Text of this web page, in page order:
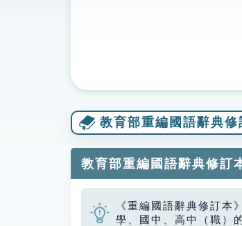
教育部重編國語辭典修
教育部重編國語辭典修訂
《重編國語辭典修訂
學、國中、高中（職）